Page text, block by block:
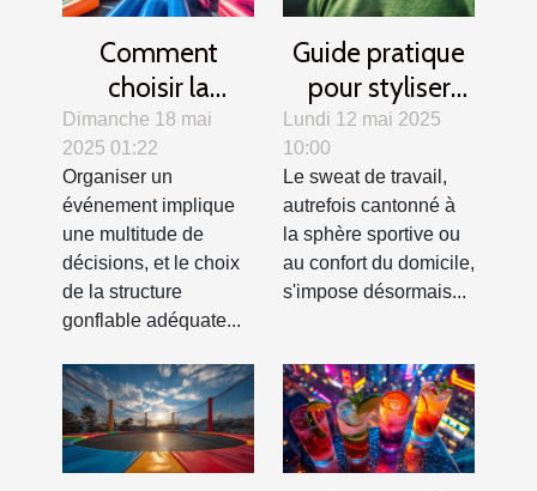
Comment
choisir la
structure
gonflable idéale
pour votre
événement
Dimanche 18 mai
2025 01:22
Organiser un
événement implique
une multitude de
décisions, et le choix
de la structure
gonflable adéquate...
Guide pratique
pour styliser
votre sweat de
travail en toutes
saisons
Lundi 12 mai 2025
10:00
Le sweat de travail,
autrefois cantonné à
la sphère sportive ou
au confort du domicile,
s'impose désormais...